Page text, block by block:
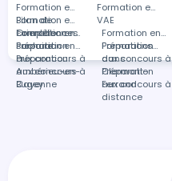
Formation en
Bilan de
compétences
Formation en
VAE
Formation en
Orientation
scolaire
Formation en
Préparation
aux concours à
Ambérieu-en-
Bugey
Formation en
Préparation
aux concours à
Clermont-
Ferrand
Formation en
Préparation
aux concours à
Cayenne
Formations
dans
Préparation
aux concours à
distance